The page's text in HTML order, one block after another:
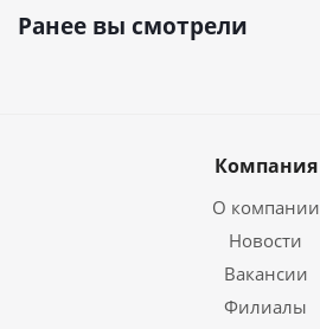
Ранее вы смотрели
Компания
О компании
Новости
Вакансии
Филиалы